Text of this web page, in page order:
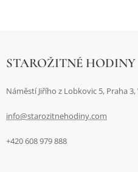
STAROŽITNÉ HODINY
Náměstí Jiřího z Lobkovic 5, Praha
info@starozitnehodiny.com
+420 608 979 888